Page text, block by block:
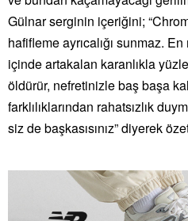
Gülnar serginin içeriğini;
hafifleme ayrıcalığı sunmaz.
içinde artakalan karanlıkla
öldürür, nefretinizle baş başa
farklılıklarından rahatsızlık
siz de başkasısınız” diyerek